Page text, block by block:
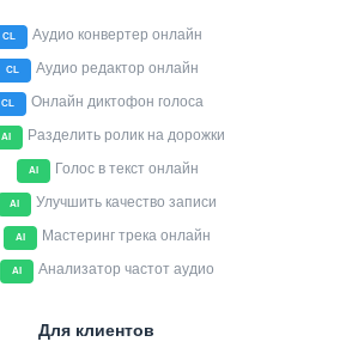
CL Аудио конвертер онлайн
CL Аудио редактор онлайн
CL Онлайн диктофон голоса
AI Разделить ролик на дорожки
AI Голос в текст онлайн
AI Улучшить качество записи
AI Мастеринг трека онлайн
AI Анализатор частот аудио
Для клиентов